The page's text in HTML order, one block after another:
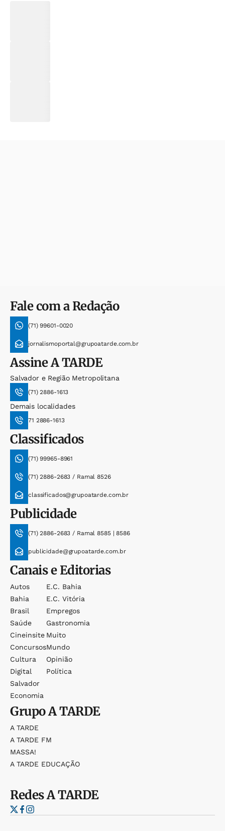
Fale com a Redação
(71) 99601-0020
jornalismoportal@grupoatarde.com.br
AssineA TARDE
Salvador e Região Metropolitana
(71) 2886-1613
Demais localidades
71 2886-1613
Classificados
(71) 99965-8961
(71) 2886-2683 / Ramal 8526
classificados@grupoatarde.com.br
Publicidade
(71) 2886-2683 / Ramal 8585 | 8586
publicidade@grupoatarde.com.br
Canais e Editorias
Autos
Bahia
Brasil
Saúde
Cineinsite
Concursos
Cultura
Digital
Salvador
Economia
E.c. Bahia
E.c. Vitória
Empregos
Gastronomia
Muito
Mundo
Opinião
Política
GrupoA TARDE
A TARDE
A TARDE FM
MASSA!
A TARDE EDUCAÇÃO
RedesA TARDE